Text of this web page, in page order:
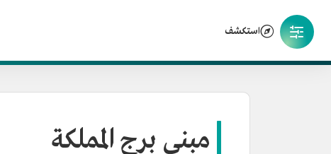
استكشف
مبنى برج المملكة